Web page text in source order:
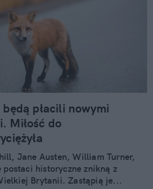
płacili nowymi
Miłość do
Jane Austen, William Turner,
postaci historyczne znikną z
Brytanii. Zastąpią je...